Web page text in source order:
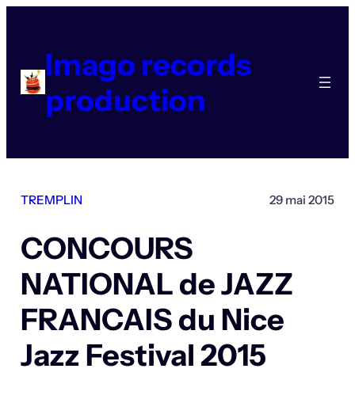
contenuImago records
production
TREMPLIN 29 mai 2015
CONCOURS
NATIONAL de JAZZ
FRANCAIS du Nice
Jazz Festival 2015